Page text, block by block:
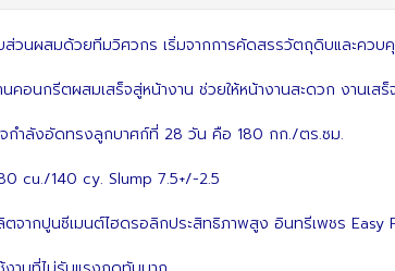
ส่วนผสมด้วยทีมวิศวกร เริ่มจากการคัดสรรวัตถุดิบและคว
คอนกรีตผสมเสร็จสู่หน้างาน ช่วยให้หน้างานสะดวก งานเสร็
กำลังอัดทรงลูกบาศก์ที่ 28 วัน คือ 180 กก./ตร.ซม.
cu./140 cy. Slump 7.5+/-2.5
จากปูนซีเมนต์ไฮดรอลิกประสิทธิภาพสูง อินทรีเพชร Easy